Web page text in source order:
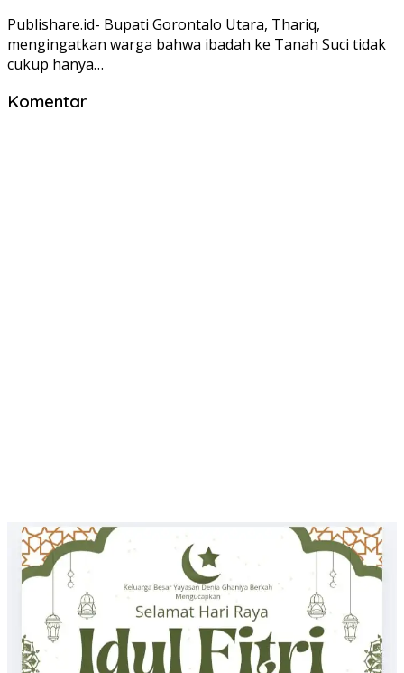
Publishare.id- Bupati Gorontalo Utara, Thariq,
mengingatkan warga bahwa ibadah ke Tanah Suci tidak
cukup hanya…
Komentar